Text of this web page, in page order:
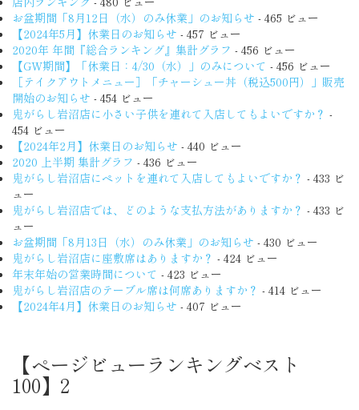
お盆期間「8月12日（水）のみ休業」のお知らせ - 465 ビュー
【2024年5月】休業日のお知らせ - 457 ビュー
2020年 年間『総合ランキング』集計グラフ - 456 ビュー
【GW期間】「休業日：4/30（水）」のみについて - 456 ビュー
［テイクアウトメニュー］「チャーシュー丼（税込500円）」販売
開始のお知らせ - 454 ビュー
鬼がらし岩沼店に小さい子供を連れて入店してもよいですか？ -
454 ビュー
【2024年2月】休業日のお知らせ - 440 ビュー
2020 上半期 集計グラフ - 436 ビュー
鬼がらし岩沼店にペットを連れて入店してもよいですか？ - 433 ビ
ュー
鬼がらし岩沼店では、どのような支払方法がありますか？ - 433 ビ
ュー
お盆期間「8月13日（水）のみ休業」のお知らせ - 430 ビュー
鬼がらし岩沼店に座敷席はありますか？ - 424 ビュー
年末年始の営業時間について - 423 ビュー
鬼がらし岩沼店のテーブル席は何席ありますか？ - 414 ビュー
【2024年4月】休業日のお知らせ - 407 ビュー
【ページビューランキングベスト
100】2